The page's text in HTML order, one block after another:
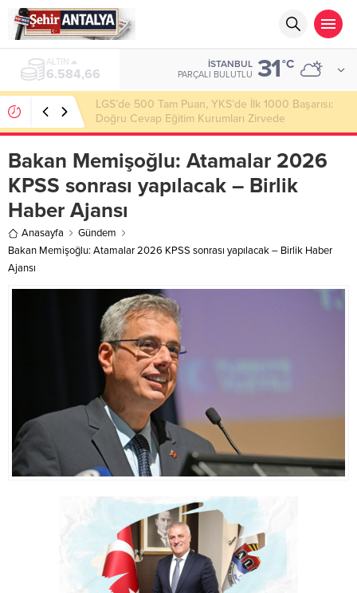
ALTIN
6.584,66
İSTANBUL
PARÇALI BULUTLU 31°C
LGS’de 500 Tam Puan, YKS’de İlk 1000 Başarısı:
Doğru Cevap Eğitim Kurumları Zirvede
Bakan Memişoğlu: Atamalar 2026
KPSS sonrası yapılacak – Birlik
Haber Ajansı
Anasayfa
Gündem
Bakan Memişoğlu: Atamalar 2026 KPSS sonrası yapılacak – Birlik Haber
Ajansı